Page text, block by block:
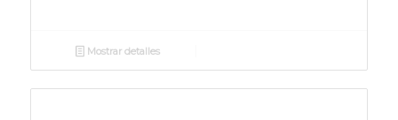
Mostrar detalles